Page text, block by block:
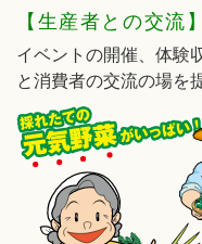
【生産者との交流】
イベントの開催、体験
と消費者の交流の場を